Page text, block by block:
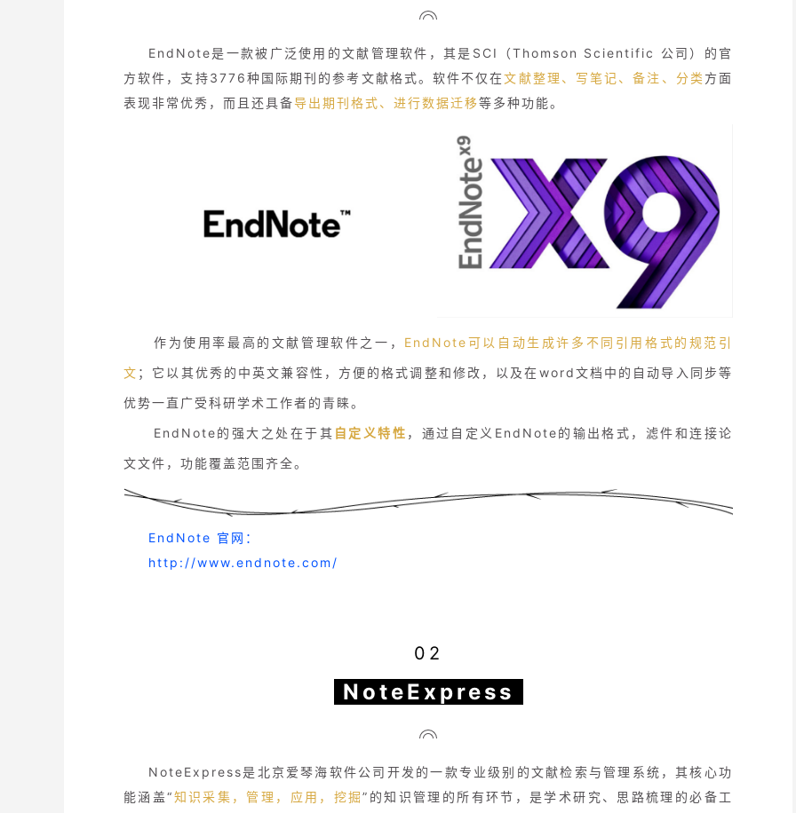
EndNote是一款被广泛使用的文献管理软件，其是SCI（Thomson Scientific 公司）的官
方软件，支持3776种国际期刊的参考文献格式。软件不仅在文献整理、写笔记、备注、分类 方面
表现非常优秀，而且还具备导出期刊格式、进行数据迁移等多种功能。
作为使用率最高的文献管理软件之一， EndNote可以自动生成许多不同引用格式的规范引
文 ；它以其优秀的中英文兼容性，方便的格式调整和修改，以及在word文档中的自动导入同步等
优势一直广受科研学术工作者的青睐。
EndNote的强大之处在于其 自定义特性 ，通过自定义EndNote的输出格式，滤件和连接论
文文件，功能覆盖范围齐全。
EndNote 官网：
http://www.endnote.com/
02
NoteExpress
NoteExpress是北京爱琴海软件公司开发的一款专业级别的文献检索与管理系统，其核心功
能涵盖“知识采集，管理，应用，挖掘”的知识管理的所有环节，是学术研究、思路梳理的必备工